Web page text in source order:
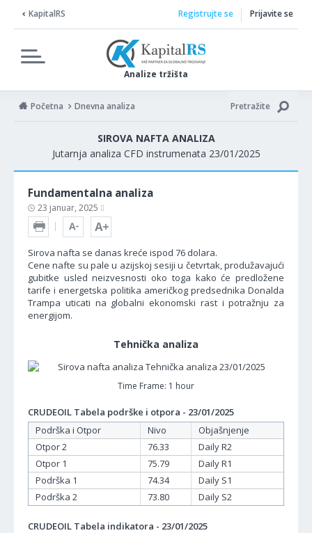
KapitalRS
Analize tržišta
Registrujte se Prijavite se
Početna Dnevna analiza Pretražite
SIROVA NAFTA ANALIZA
Jutarnja analiza CFD instrumenata 23/01/2025
Fundamentalna analiza
23 januar, 2025
Sirova nafta se danas kreće ispod 76 dolara.
Cene nafte su pale u azijskoj sesiji u četvrtak, produžavajući
gubitke usled neizvesnosti oko toga kako će predložene
tarife i energetska politika američkog predsednika Donalda
Trampa uticati na globalni ekonomski rast i potražnju za
energijom.
Tehnička analiza
Time Frame: 1 hour
CRUDEOIL Tabela podrške i otpora - 23/01/2025
Podrška i Otpor
Nivo
Objašnjenje
Otpor 2
76.33
Daily R2
Otpor 1
75.79
Daily R1
Podrška 1
74.34
Daily S1
Podrška 2
73.80 Daily S2
CRUDEOIL Tabela indikatora - 23/01/2025